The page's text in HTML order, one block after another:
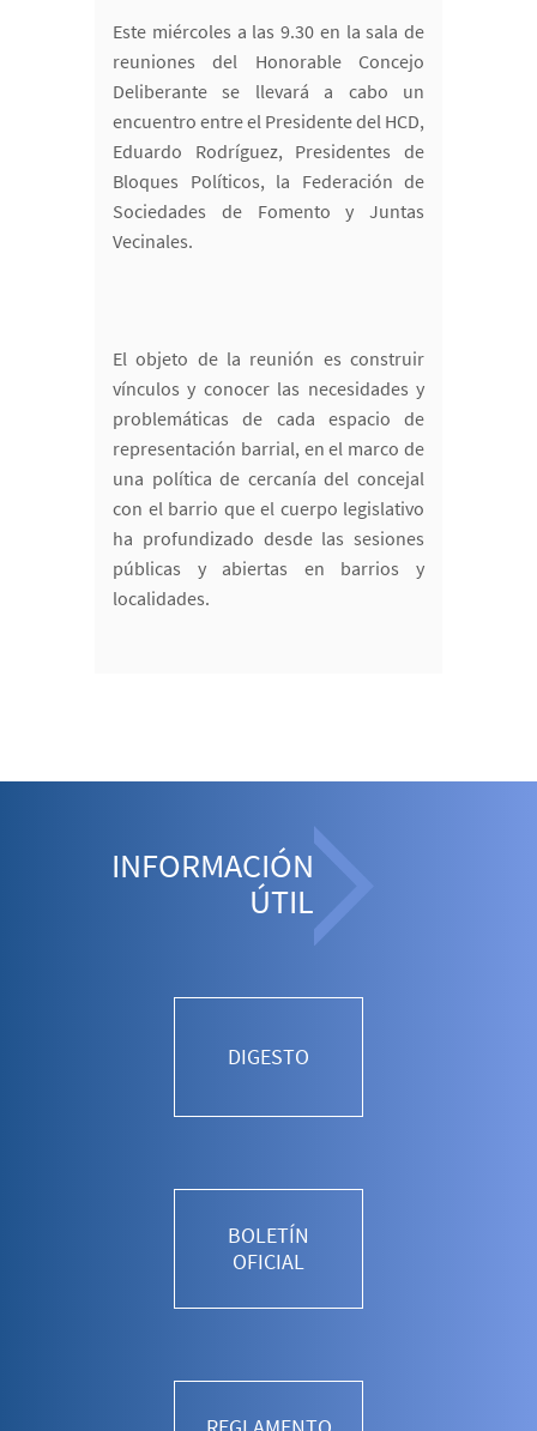
Este miércoles a las 9.30 en la sala de
reuniones del Honorable Concejo
Deliberante se llevará a cabo un
encuentro entre el Presidente del HCD,
Eduardo Rodríguez, Presidentes de
Bloques Políticos, la Federación de
Sociedades de Fomento y Juntas
Vecinales.
El objeto de la reunión es construir
vínculos y conocer las necesidades y
problemáticas de cada espacio de
representación barrial, en el marco de
una política de cercanía del concejal
con el barrio que el cuerpo legislativo
ha profundizado desde las sesiones
públicas y abiertas en barrios y
localidades.
INFORMACIÓN
ÚTIL
DIGESTO
BOLETÍN
OFICIAL